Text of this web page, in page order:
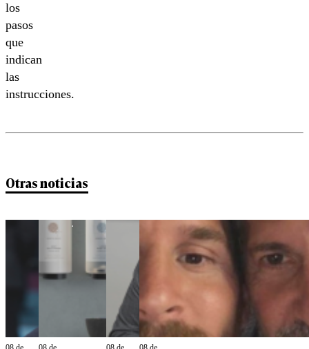
los
pasos
que
indican
las
instrucciones.
Otras noticias